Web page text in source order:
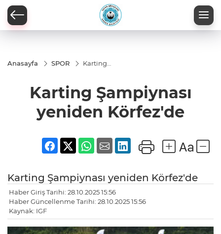
Anasayfa SPOR
Karting
Körfez'de
Karting Şampiynası
yeniden Körfez'de
Karting Şampiynası yeniden Körfez'de
Haber Giriş Tarihi: 28.10.2025 15:56
Haber Güncellenme Tarihi: 28.10.2025 15:56
Kaynak: IGF